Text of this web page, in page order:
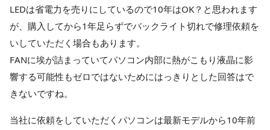
LEDは省電力を売りにしているので10年はOK？と思われます
が、購入してから1年足らずでバックライト切れで修理依頼を
いしていただく場合もあります。
FANに埃が詰まっていてパソコン内部に熱がこもり液晶に影
響する可能性もゼロではないためにはっきりとした回答はで
きないですね。
当社に依頼をしていただくパソコンは最新モデルから10年前